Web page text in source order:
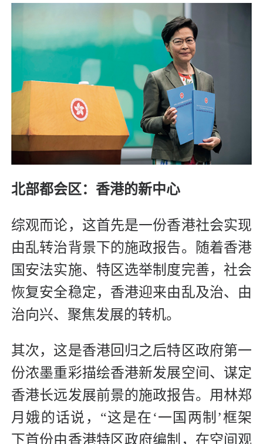
北部都会区：香港的新中心
综观而论，这首先是一份香港社会实现
由乱转治背景下的施政报告。随着香港
国安法实施、特区选举制度完善，社会
恢复安全稳定，香港迎来由乱及治、由
治向兴、聚焦发展的转机。
其次，这是香港回归之后特区政府第一
份浓墨重彩描绘香港新发展空间、谋定
香港长远发展前景的施政报告。用林郑
月娥的话说，“这是在‘一国两制’框架
下首份由香港特区政府编制，在空间观